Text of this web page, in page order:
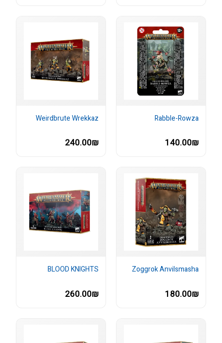
Rabble-Rowza
140.00₪
Weirdbrute Wrekkaz
240.00₪
Zoggrok Anvilsmasha
180.00₪
BLOOD KNIGHTS
260.00₪